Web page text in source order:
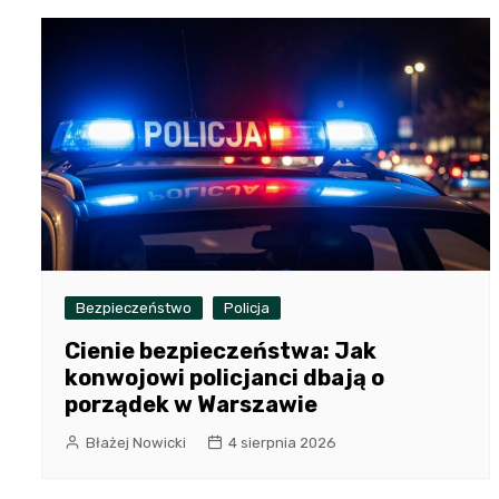
Bezpieczeństwo Policja
Cienie bezpieczeństwa: Jak
konwojowi policjanci dbają o
porządek w Warszawie
Błażej Nowicki 4 sierpnia 2026